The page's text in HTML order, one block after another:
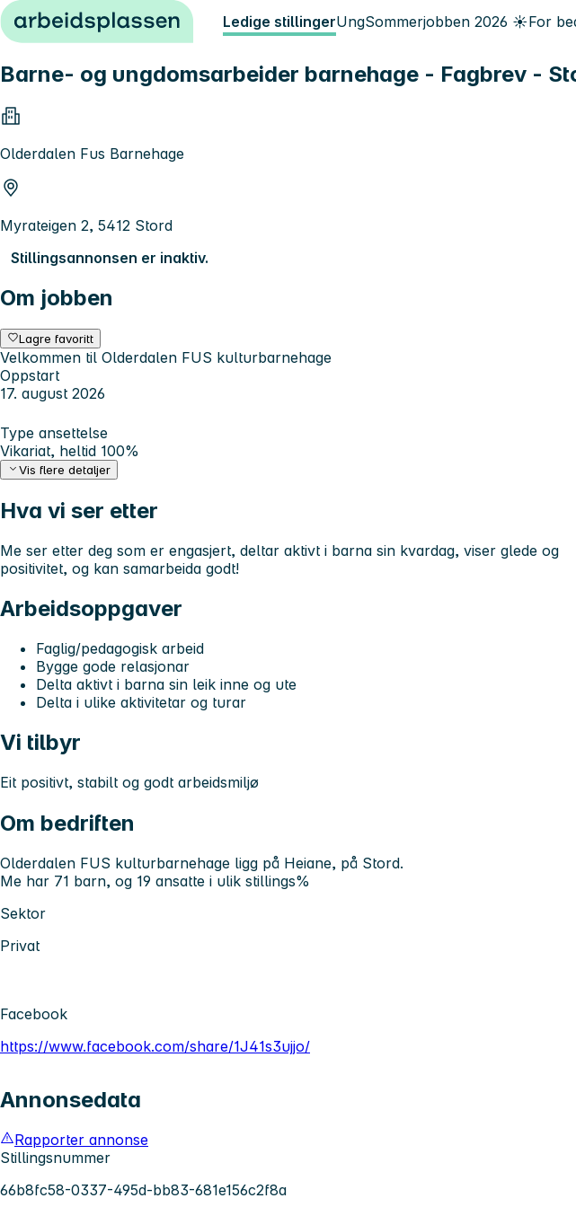
Hopp til innhold Ledige stillingerUngSommerjobben 2026 ☀️For
Barne- og ungdomsarbeider barnehage - Fagbrev -
Olderdalen Fus Barnehage
Myrateigen 2, 5412 Stord
Stillingsannonsen er inaktiv.
Om jobben
Lagre favoritt
Velkommen til Olderdalen FUS kulturbarnehage
Oppstart
17. august 2026
Type ansettelse
Vikariat, heltid 100%
Vis flere detaljer
Hva vi ser etter
Me ser etter deg som er engasjert, deltar aktivt i barna sin kvardag, viser glede og
positivitet, og kan samarbeida godt!
Arbeidsoppgaver
Faglig/pedagogisk arbeid
Bygge gode relasjonar
Delta aktivt i barna sin leik inne og ute
Delta i ulike aktivitetar og turar
Vi tilbyr
Eit positivt, stabilt og godt arbeidsmiljø
Om bedriften
Olderdalen FUS kulturbarnehage ligg på Heiane, på Stord.
Me har 71 barn, og 19 ansatte i ulik stillings%
Sektor
Privat
Facebook
https://www.facebook.com/share/1J41s3ujjo/
Annonsedata
Rapporter annonse
Stillingsnummer
66b8fc58-0337-495d-bb83-681e156c2f8a